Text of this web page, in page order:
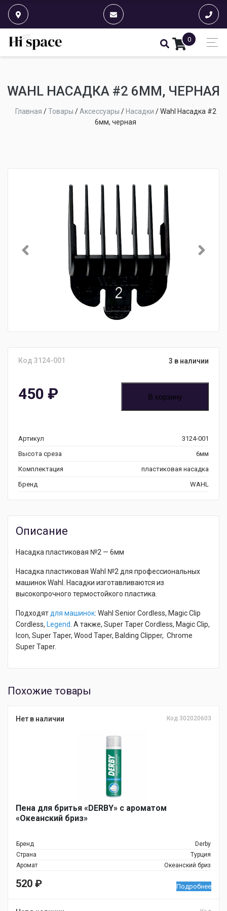
0
WAHL НАСАДКА #2 6ММ, ЧЕРНАЯ
Главная /Товары /Аксессуары / Насадки /Wahl Насадка #2
6мм, черная
Код 3124-001 3 в наличии
450 ₽ В корзину
Артикул
3124-001
Высота среза
6мм
Комплектация
пластиковая насадка
Бренд
WAHL
Описание
Насадка пластиковая №2 — 6мм
Насадка пластиковая Wahl №2 для профессиональных
машинок Wahl. Насадки изготавливаются из
высокопрочного термостойкого пластика.
Подходят для машинок: Wahl Senior Cordless, Magic Clip
Cordless, Legend . А также, Super Taper Cordless, Magic Clip,
Icon, Super Taper, Wood Taper, Balding Clipper, Chrome
Super Taper.
Похожие товары
Нет в наличии Код 302020603
Пена для бритья «DERBY» с ароматом
«Океанский бриз»
Бренд
Derby
Страна
Турция
Аромат
Океанский бриз
520 ₽ Подробнее